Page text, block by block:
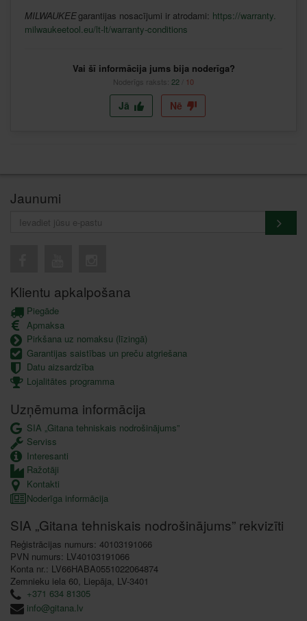
MILWAUKEEgarantijas nosacījumi ir atrodami: https://warranty.
milwaukeetool.eu/lt-lt/warranty-conditions
Vai šī informācija jums bija noderīga?
Noderīgs raksts: 22 10
Jā Nē
Jaunumi
Klientu apkalpošana
Piegāde
Apmaksa
Pirkšana uz nomaksu (līzingā)
Garantijas saistības un preču atgriešana
Datu aizsardzība
Lojalitātes programma
Uzņēmuma informācija
SIA „Gitana tehniskais nodrošinājums”
Serviss
Interesanti
Ražotāji
Kontakti
Noderīga informācija
SIA „Gitana tehniskais nodrošinājums” rekvizīti
Reģistrācijas numurs: 40103191066
PVN numurs: LV40103191066
Konta nr.: LV66HABA0551022064874
Zemnieku iela 60, Liepāja, LV-3401
+371 634 81305
info@gitana.lv